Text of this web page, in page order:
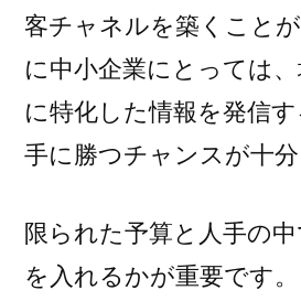
客チャネルを築くこと
に中小企業にとっては
に特化した情報を発信
手に勝つチャンスが十分
限られた予算と人手の
を入れるかが重要です